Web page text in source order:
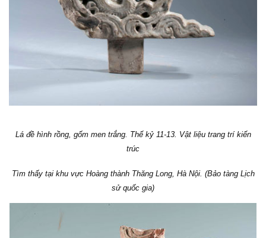
Lá đề hình rồng, gốm men trắng. Thế kỷ 11-13. Vật liệu trang trí kiến
trúc
Tìm thấy tại khu vực Hoàng thành Thăng Long, Hà Nội. (Bảo tàng Lịch
sử quốc gia)